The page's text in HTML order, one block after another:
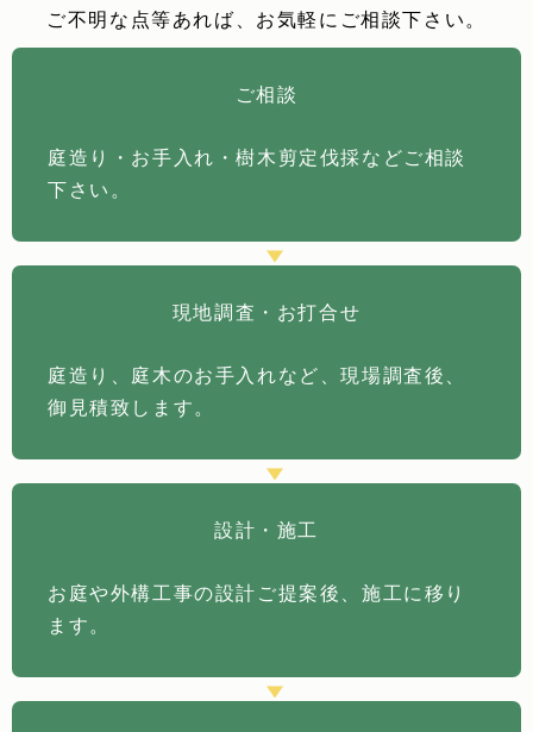
ご不明な点等あれば、お気軽にご相談下さい。
ご相談
庭造り・お手入れ・樹木剪定伐採などご相談
下さい。
現地調査・お打合せ
庭造り、庭木のお手入れなど、現場調査後、
御見積致します。
設計・施工
お庭や外構工事の設計ご提案後、施工に移り
ます。